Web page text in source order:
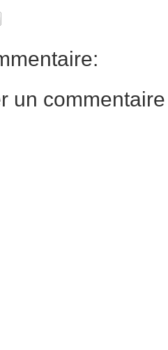
un commentaire